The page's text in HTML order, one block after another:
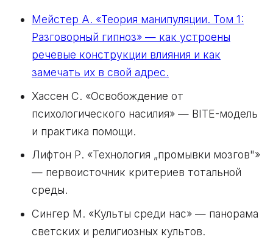
Мейстер А. «Теория манипуляции. Том 1:
Разговорный гипноз» — как устроены
речевые конструкции влияния и как
замечать их в свой адрес.
Хассен С. «Освобождение от
психологического насилия» — BITE-модель
и практика помощи.
Лифтон Р. «Технология „промывки мозгов"»
— первоисточник критериев тотальной
среды.
Сингер М. «Культы среди нас» — панорама
светских и религиозных культов.